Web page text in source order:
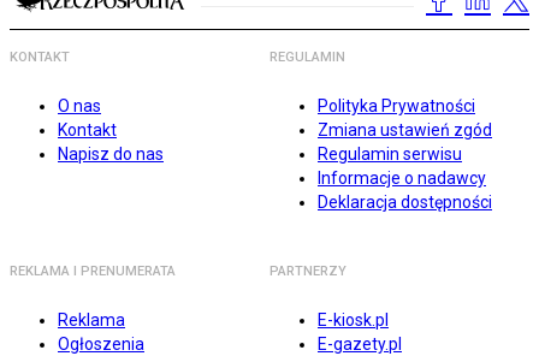
KONTAKT
O nas
Kontakt
Napisz do nas
REGULAMIN
Polityka Prywatności
Zmiana ustawień zgód
Regulamin serwisu
Informacje o nadawcy
Deklaracja dostępności
REKLAMA I PRENUMERATA
Reklama
Ogłoszenia
PARTNERZY
E-kiosk.pl
E-gazety.pl